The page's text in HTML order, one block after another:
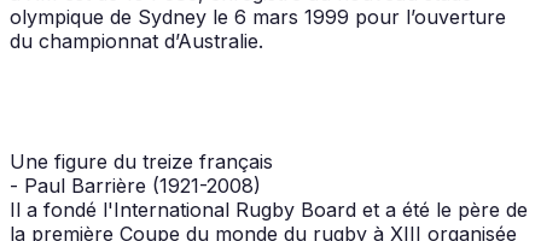
olympique de Sydney le 6 mars 1999 pour l’ouverture
du championnat d’Australie.
Une figure du treize français
- Paul Barrière (1921-2008)
Il a fondé l'International Rugby Board et a été le père de
la première Coupe du monde du rugby à XIII organisée